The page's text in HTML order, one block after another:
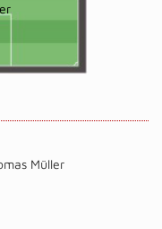
Müller